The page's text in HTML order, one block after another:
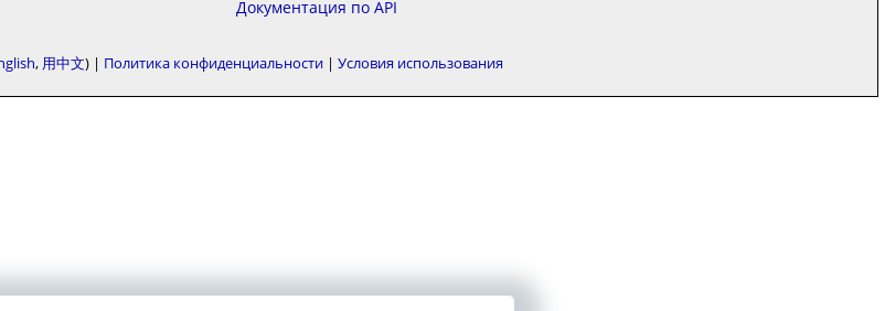
Документация по API
用中文 | Политика конфиденциальности| Условия использования